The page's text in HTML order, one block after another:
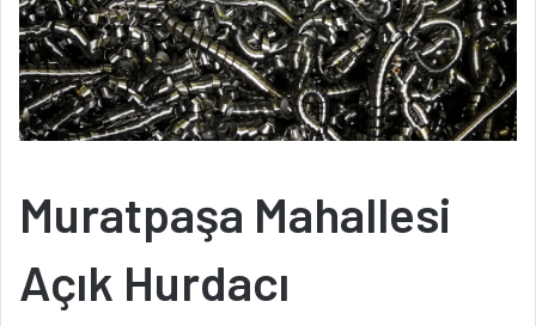
Muratpaşa Mahallesi
Açık Hurdacı